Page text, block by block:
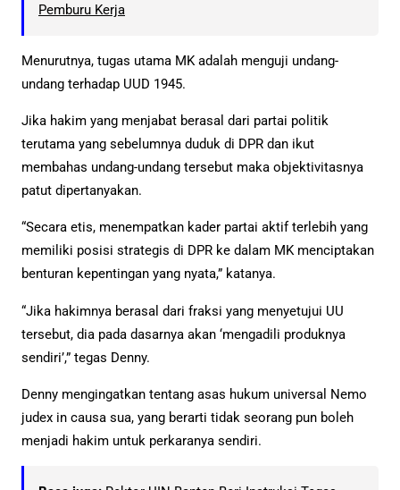
Pemburu Kerja
Menurutnya, tugas utama MK adalah menguji undang-
undang terhadap UUD 1945.
Jika hakim yang menjabat berasal dari partai politik
terutama yang sebelumnya duduk di DPR dan ikut
membahas undang-undang tersebut maka objektivitasnya
patut dipertanyakan.
“Secara etis, menempatkan kader partai aktif terlebih yang
memiliki posisi strategis di DPR ke dalam MK menciptakan
benturan kepentingan yang nyata,” katanya.
“Jika hakimnya berasal dari fraksi yang menyetujui UU
tersebut, dia pada dasarnya akan ‘mengadili produknya
sendiri’,” tegas Denny.
Denny mengingatkan tentang asas hukum universal Nemo
judex in causa sua, yang berarti tidak seorang pun boleh
menjadi hakim untuk perkaranya sendiri.